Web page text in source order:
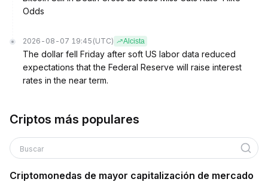
Odds
2026-08-07 19:45 (UTC) Alcista
The dollar fell Friday after soft US labor data reduced
expectations that the Federal Reserve will raise interest
rates in the near term.
Criptos más populares
Buscar
Criptomonedas de mayor capitalización de mercado